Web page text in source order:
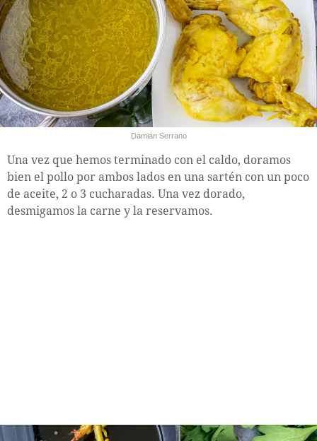
Damián Serrano
Una vez que hemos terminado con el caldo, doramos
bien el pollo por ambos lados en una sartén con un poco
de aceite, 2 o 3 cucharadas. Una vez dorado,
desmigamos la carne y la reservamos.